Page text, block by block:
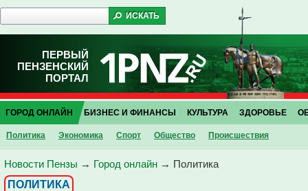
ПЕРВЫЙ
ПЕНЗЕНСКИЙ
ПОРТАЛ
ГОРОД ОНЛАЙН
Политика Экономика Спорт Общество Проиcшествия
БИЗНЕС И ФИНАНСЫ КУЛЬТУРА ЗДОРОВЬЕ
Новости Пензы → Город онлайн → Политика
ПОЛИТИКА